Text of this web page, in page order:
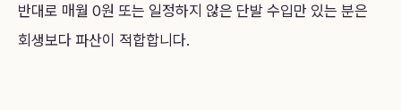
반대로 매월 0원 또는 일정하지 않은 단발 수입만 있는 분은
회생보다 파산이 적합합니다.